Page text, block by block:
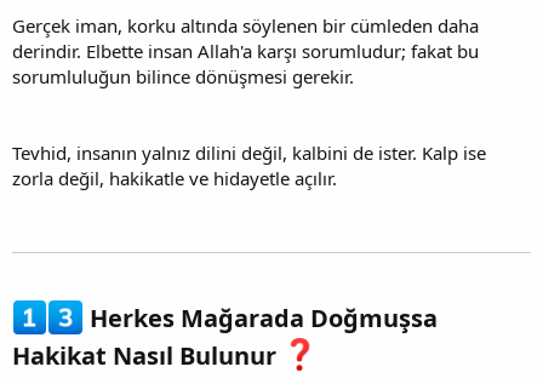
Gerçek iman, korku altında söylenen bir cümleden daha
derindir. Elbette insan Allah'a karşı sorumludur; fakat bu
sorumluluğun bilince dönüşmesi gerekir.
Tevhid, insanın yalnız dilini değil, kalbini de ister. Kalp ise
zorla değil, hakikatle ve hidayetle açılır.
Herkes Mağarada Doğmuşsa
Hakikat Nasıl Bulunur